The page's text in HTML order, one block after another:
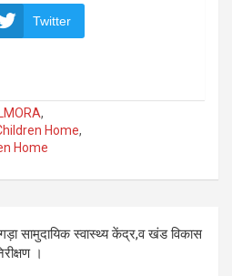
Twitter
,
Home,
Home
सामुदायिक स्वास्थ्य केंद्र,व खंड विकास
।